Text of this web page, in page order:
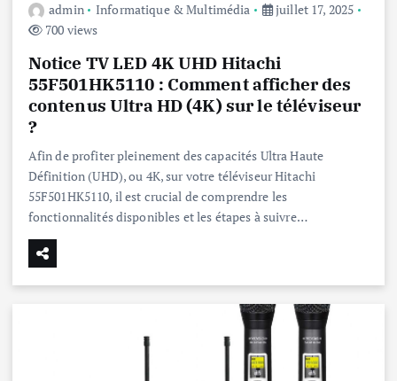
admin Informatique & Multimédia
juillet 17, 2025
700 views
Notice TV LED 4K UHD Hitachi
55F501HK5110 : Comment afficher des
contenus Ultra HD (4K) sur le téléviseur
?
Afin de profiter pleinement des capacités Ultra Haute
Définition (UHD), ou 4K, sur votre téléviseur Hitachi
55F501HK5110, il est crucial de comprendre les
fonctionnalités disponibles et les étapes à suivre…